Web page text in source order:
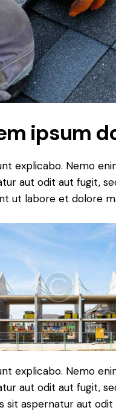
ipsum
explicabo. Nemo
aut odit aut fugit,
ut labore et dolore
explicabo. Nemo
aut odit aut fugit,
sit aspernatur aut odit